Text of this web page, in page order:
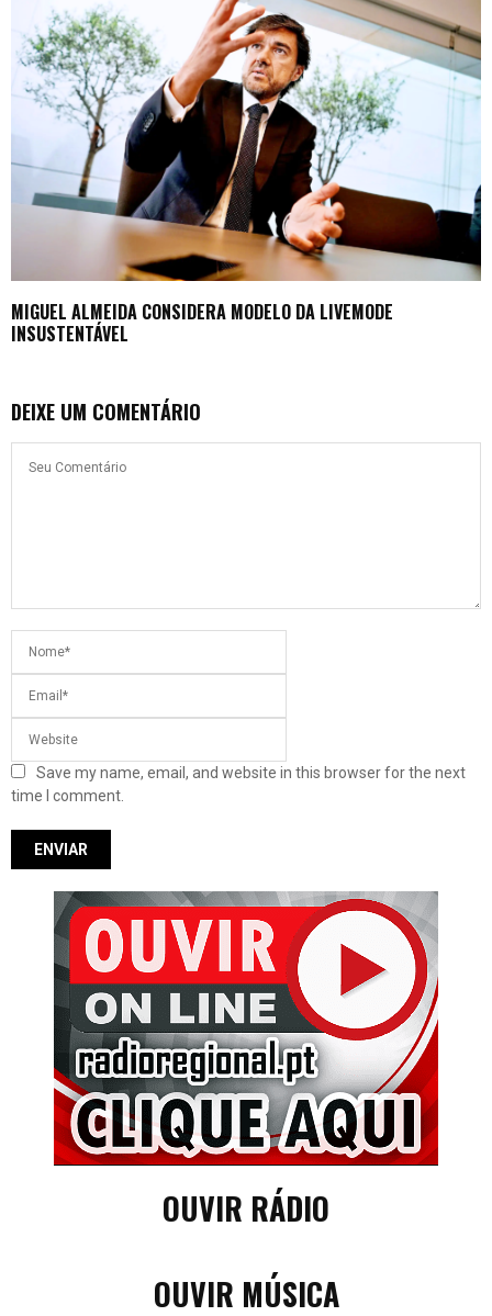
MIGUEL ALMEIDA CONSIDERA MODELO DA LIVEMODE
INSUSTENTÁVEL
DEIXE UM COMENTÁRIO
Save my name, email, and website in this browser for the next
time I comment.
OUVIR RÁDIO
OUVIR MÚSICA